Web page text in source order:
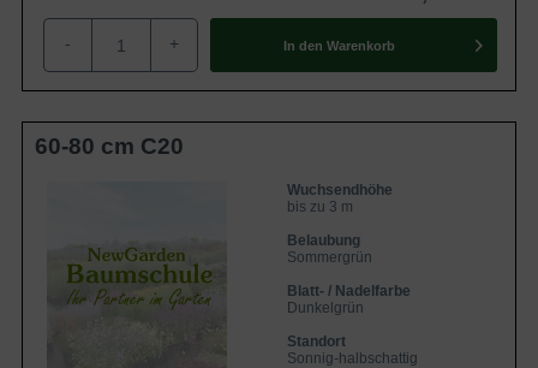
- + In den Warenkorb
60-80 cm C20
Wuchsendhöhe
bis zu 3 m
Belaubung
Sommergrün
Blatt- / Nadelfarbe
Dunkelgrün
Standort
Sonnig-halbschattig